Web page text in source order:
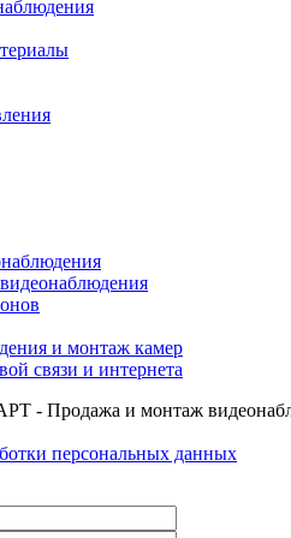
и монтаж камер
связи и интернета
- Продажа и монтаж
персональных данных